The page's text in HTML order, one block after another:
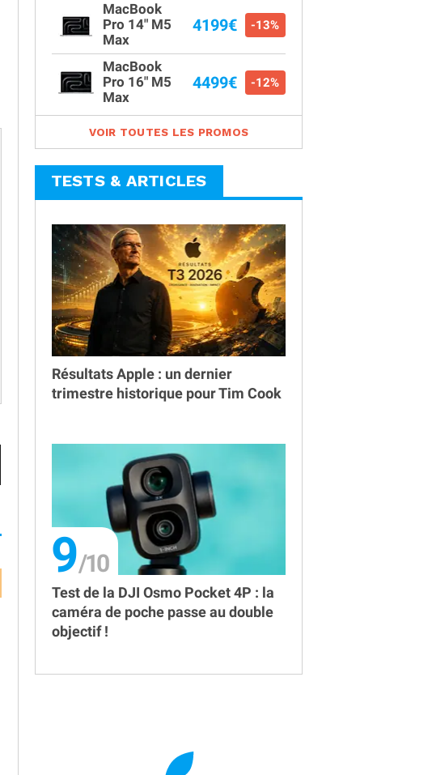
MacBook
Pro 14" M5
Max
4199€ -13%
MacBook
Pro 16" M5
Max
4499€ -12%
VOIR TOUTES LES PROMOS
TESTS & ARTICLES
Résultats Apple : un dernier
trimestre historique pour Tim Cook
9
Test de la DJI Osmo Pocket 4P : la
caméra de poche passe au double
objectif !